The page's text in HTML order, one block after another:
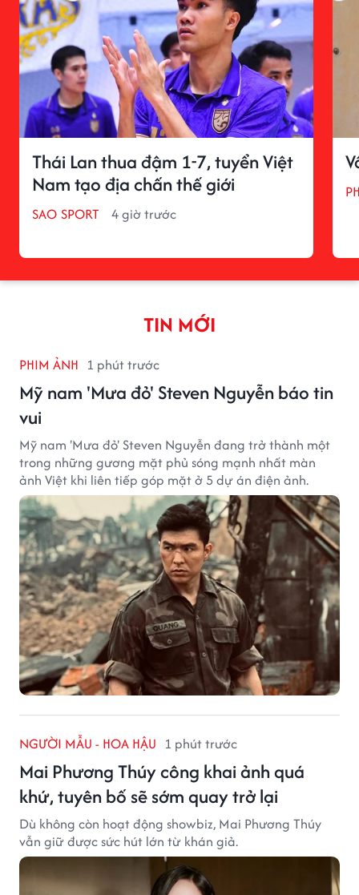
Thái Lan thua đậm 1-7, tuyển Việt
Nam tạo địa chấn thế giới
SAO SPORT 4 giờ trước
TIN MỚI
PHIM ẢNH 1 phút trước
Mỹ nam 'Mưa đỏ' Steven Nguyễn báo tin
vui
Mỹ nam 'Mưa đỏ' Steven Nguyễn đang trở thành một
trong những gương mặt phủ sóng mạnh nhất màn
ảnh Việt khi liên tiếp góp mặt ở 5 dự án điện ảnh.
NGƯỜI MẪU - HOA HẬU 1 phút trước
Mai Phương Thúy công khai ảnh quá
khứ, tuyên bố sẽ sớm quay trở lại
Dù không còn hoạt động showbiz, Mai Phương Thúy
vẫn giữ được sức hút lớn từ khán giả.